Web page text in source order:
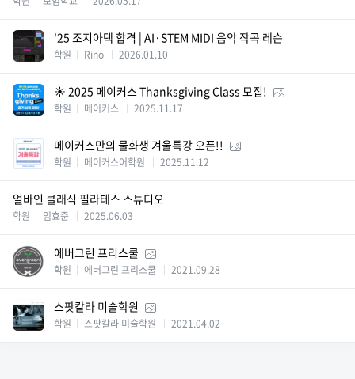
'25 조지아텍 합격 | AI·STEM MIDI 음악 작곡 레슨
학원 Rino 2026.01.10
☀️ 2025 메이커스 Thanksgiving Class 모집!
학원 메이커스 2025.11.17
메이커스만의 물화생 겨울특강 오픈!!
학원 메이커스어학원 2025.11.12
얼바인 클래식 필라테스 스튜디오
학원 임효준 2025.06.03
에버그린 프리스쿨
학원 에버그린 프리스쿨 2021.09.28
스팟칼라 미술학원
학원 스팟칼라 미술학원 2021.04.02